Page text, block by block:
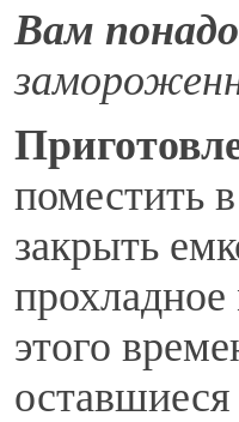
Вам
поместить
закрыть
этого